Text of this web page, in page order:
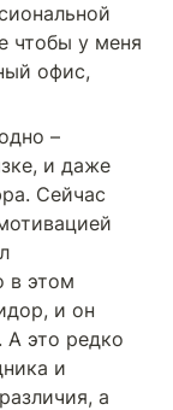
чтобы у меня
офис,
–
и даже
Сейчас
в этом
и он
А это редко
и
а